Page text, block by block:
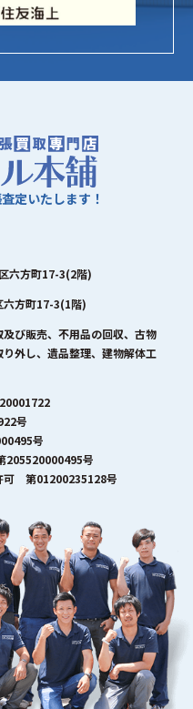
定いたします！
六方町17-3(2階)
六方町17-3(1階)
び販売、不用品の回収、古物
外し、遺品整理、建物解体工
号
号
205520000495号
可 第01200235128号